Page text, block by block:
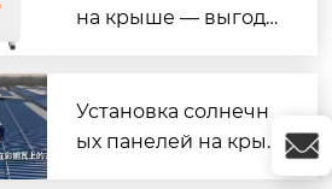
на крыше — выгода
Установка солнечн
ых панелей на кры